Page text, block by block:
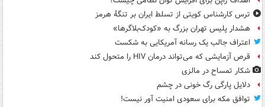
ترس کارشناس کویتی از تسلط ایران بر تنگۀ هرمز
هشدار پلیس تهران بزرگ به «کودک‌بلاگرها»
اعتراف جالب یک رسانه آمریکایی به شکست
قرص آزمایشی که می‌تواند درمان HIV را متحول کند
شکار تمساح در مالزی
دلایل پارگی رگ خونی در چشم
توافق مکه برای سعودی امنیت آور نیست!